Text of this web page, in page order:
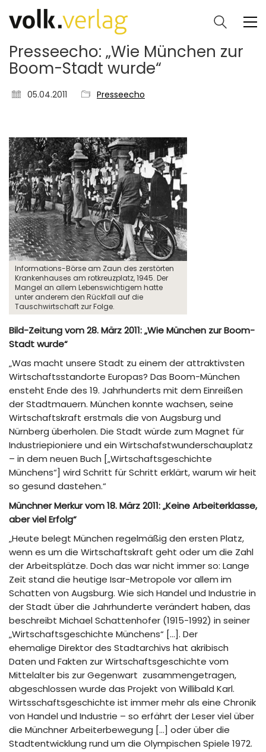
Presseecho: „Wie München zur
Boom-Stadt wurde“
05.04.2011 Presseecho
Informations-Börse am Zaun des zerstörten
Krankenhauses am rotkreuzplatz, 1945. Der
Mangel an allem Lebenswichtigem hatte
unter anderem den Rückfall auf die
Tauschwirtschaft zur Folge.
Bild-Zeitung vom 28. März 2011: „Wie München zur Boom-
Stadt wurde“
„Was macht unsere Stadt zu einem der attraktivsten
Wirtschaftsstandorte Europas? Das Boom-München
ensteht Ende des 19. Jahrhunderts mit dem Einreißen
der Stadtmauern. München konnte wachsen, seine
Wirtschaftskraft erstmals die von Augsburg und
Nürnberg überholen. Die Stadt würde zum Magnet für
Industriepioniere und ein Wirtschafstwunderschauplatz
– in dem neuen Buch [„Wirtschaftsgeschichte
Münchens“] wird Schritt für Schritt erklärt, warum wir heit
so gesund dastehen.“
Münchner Merkur vom 18. März 2011: „Keine Arbeiterklasse,
aber viel Erfolg“
„Heute belegt München regelmäßig den ersten Platz,
wenn es um die Wirtschaftskraft geht oder um die Zahl
der Arbeitsplätze. Doch das war nicht immer so: Lange
Zeit stand die heutige Isar-Metropole vor allem im
Schatten von Augsburg. Wie sich Handel und Industrie in
der Stadt über die Jahrhunderte verändert haben, das
beschreibt Michael Schattenhofer (1915-1992) in seiner
„Wirtschaftsgeschichte Münchens“ […]. Der
ehemalige Direktor des Stadtarchivs hat akribisch
Daten und Fakten zur Wirtschaftsgeschichte vom
Mittelalter bis zur Gegenwart zusammengetragen,
abgeschlossen wurde das Projekt von Willibald Karl.
Wirtsschaftsgeschichte ist immer mehr als eine Chronik
von Handel und Industrie – so erfährt der Leser viel über
die Münchner Arbeiterbewegung […] oder über die
Stadtentwicklung rund um die Olympischen Spiele 1972.